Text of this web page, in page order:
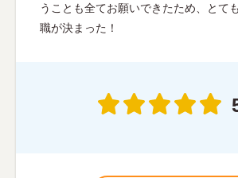
うことも全てお願いできたため、とて
職が決まった！